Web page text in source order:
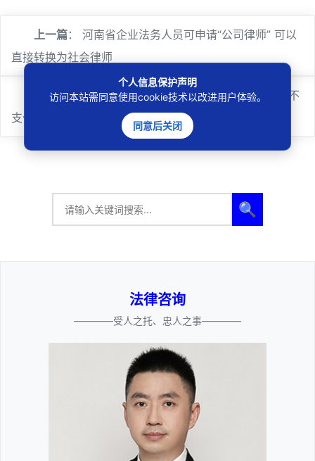
上一篇： 河南省企业法务人员可申请“公司律师” 可以
直接转换为社会律师
下一篇：涉嫌恶意拖欠劳动者劳动报酬 老总被以拒不
支付劳动报酬罪批捕
🔍
法律咨询
————受人之托、忠人之事————
个人信息保护声明
访问本站需同意使用cookie技术以改进用户体验。
同意后关闭